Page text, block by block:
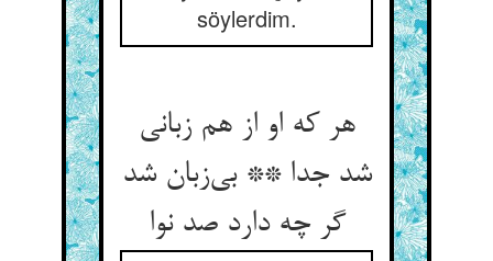
söylerdim.
هر که او از هم زبانی
شد جدا ** بی‌‌زبان شد
گر چه دارد صد نوا